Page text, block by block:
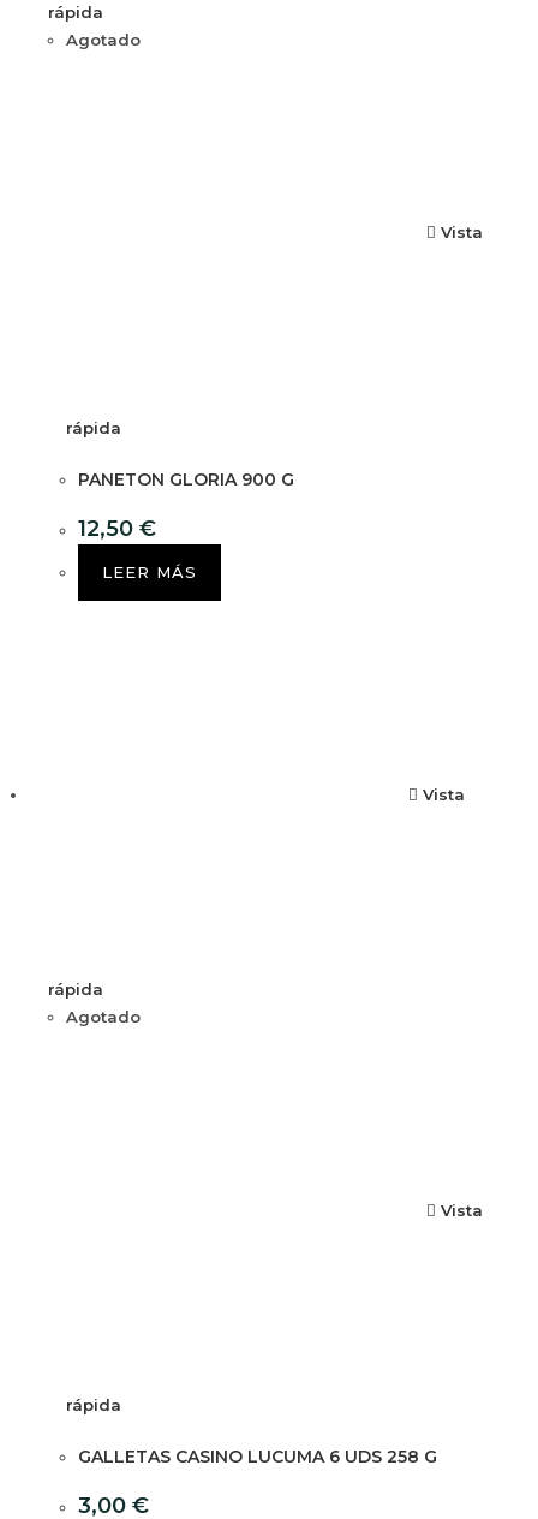
rápida
Agotado
Vista
rápida
PANETON GLORIA 900 G
12,50 €
LEER MÁS
Vista
rápida
Agotado
Vista
rápida
GALLETAS CASINO LUCUMA 6 UDS 258 G
3,00 €